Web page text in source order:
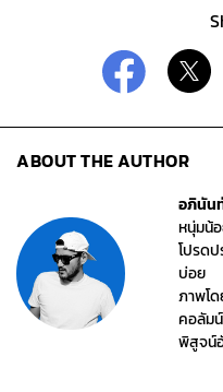
ABOUT THE AUTHOR
อภินัน
หนุ่มน้
โปรด
บ่อย
ภาพโด
คอลัม
พิสูจน์